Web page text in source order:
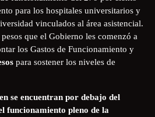
para los hospitales universitarios y
vinculados al área asistencial.
pesos que el Gobierno les comenzó a
los Gastos de Funcionamiento y
para sostener los niveles de
se encuentran por debajo del
funcionamiento pleno de la